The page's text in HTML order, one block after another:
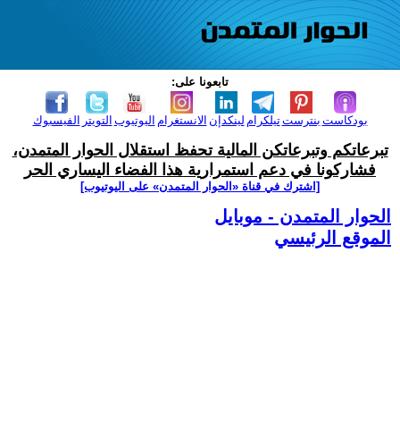
تابعونا على:
الفيسبوك التويتر اليوتيوب الانستغرام لينكدإن تيلكرامبنترست بودكاست
تبرعاتكم وتبرعاتكن المالية تحفظ استقلال الحوار المتمدن،
فشاركونا في دعم استمرارية هذا الفضاء اليساري الحر
[اشترك في قناة ‫«الحوار المتمدن» على اليوتيوب]
الحوار المتمدن - موبايل
الموقع الرئيسي